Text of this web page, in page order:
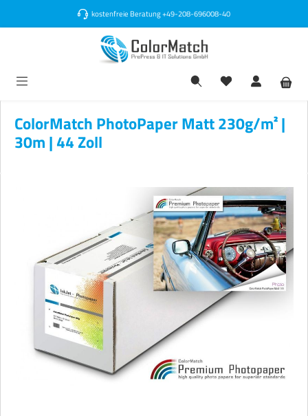
kostenfreie Beratung+49-208-696008-40
ColorMatch PhotoPaper Matt 230g/m² |
30m | 44 Zoll